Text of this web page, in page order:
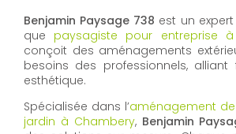
Benjamin Paysage 738 est un
que paysagiste pour entreprise
conçoit des aménagements
besoins des professionnels, alliant
esthétique.
Spécialisée dans l’aménagement
jardin à Chambery, Benjamin